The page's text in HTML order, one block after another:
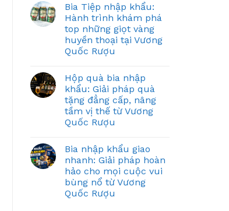
Bia Tiệp nhập khẩu:
Hành trình khám phá
top những giọt vàng
huyền thoại tại Vương
Quốc Rượu
Hộp quà bia nhập
khẩu: Giải pháp quà
tặng đẳng cấp, nâng
tầm vị thế từ Vương
Quốc Rượu
Bia nhập khẩu giao
nhanh: Giải pháp hoàn
hảo cho mọi cuộc vui
bùng nổ từ Vương
Quốc Rượu